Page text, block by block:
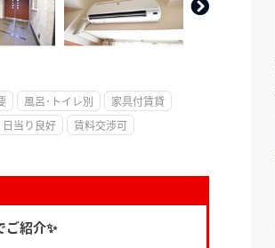
風呂･トイレ別
家具付賃貸
日当り良好
賃料交渉可
紹介✨